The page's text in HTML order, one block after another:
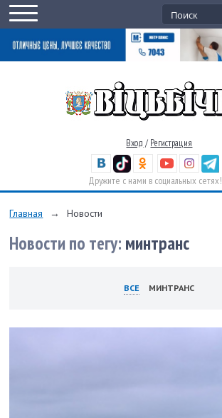
Вход / Регистрация
Дружите с нами в социальных сетях!
Главная → Новости
Новости по тегу: минтранс
ВСЕ МИНТРАНС